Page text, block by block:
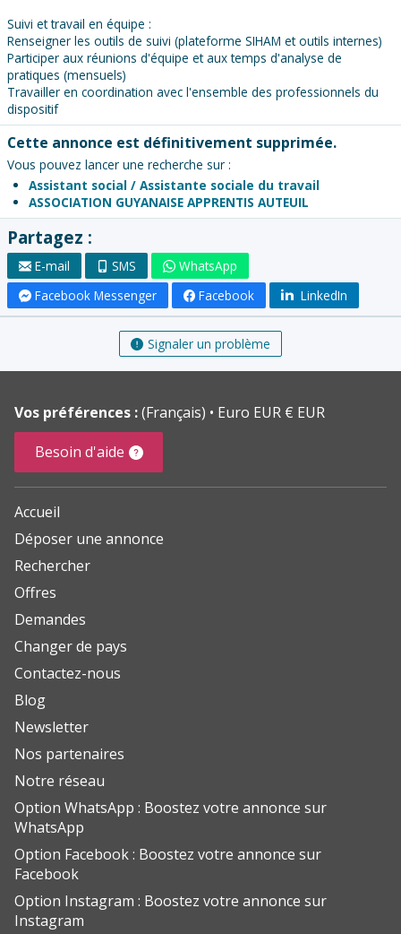
Suivi et travail en équipe :
Renseigner les outils de suivi (plateforme SIHAM et outils internes)
Participer aux réunions d'équipe et aux temps d'analyse de
pratiques (mensuels)
Travailler en coordination avec l'ensemble des professionnels du
dispositif
Cette annonce est définitivement supprimée.
Vous pouvez lancer une recherche sur :
Assistant social / Assistante sociale du travail
ASSOCIATION GUYANAISE APPRENTIS AUTEUIL
Partagez :
E-mail SMS
WhatsApp
Facebook Messenger
Facebook LinkedIn
Signaler un problème
Vos préférences :(Français)
Euro EUR € EUR
Besoin d'aide
Accueil
Déposer une annonce
Rechercher
Offres
Demandes
Changer de pays
Contactez-nous
Blog
Newsletter
Nos partenaires
Notre réseau
Option WhatsApp : Boostez votre annonce sur
WhatsApp
Option Facebook : Boostez votre annonce sur
Facebook
Option Instagram : Boostez votre annonce sur
Instagram